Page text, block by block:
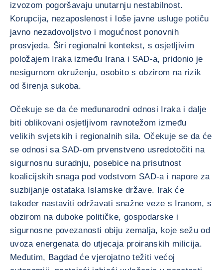
izvozom pogoršavaju unutarnju nestabilnost.
Korupcija, nezaposlenost i loše javne usluge potiču
javno nezadovoljstvo i mogućnost ponovnih
prosvjeda. Širi regionalni kontekst, s osjetljivim
položajem Iraka između Irana i SAD-a, pridonio je
nesigurnom okruženju, osobito s obzirom na rizik
od širenja sukoba.
Očekuje se da će međunarodni odnosi Iraka i dalje
biti oblikovani osjetljivom ravnotežom između
velikih svjetskih i regionalnih sila. Očekuje se da će
se odnosi sa SAD-om prvenstveno usredotočiti na
sigurnosnu suradnju, posebice na prisutnost
koalicijskih snaga pod vodstvom SAD-a i napore za
suzbijanje ostataka Islamske države. Irak će
također nastaviti održavati snažne veze s Iranom, s
obzirom na duboke političke, gospodarske i
sigurnosne povezanosti obiju zemalja, koje sežu od
uvoza energenata do utjecaja proiranskih milicija.
Međutim, Bagdad će vjerojatno težiti većoj